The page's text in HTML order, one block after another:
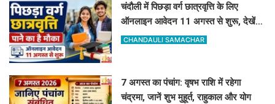
चंदौली में पिछड़ा वर्ग छात्रवृत्ति के लिए
ऑनलाइन आवेदन 11 अगस्त से शुरू, देखें
पूरा शेड्यूल
CHANDAULI SAMACHAR
7 अगस्त का पंचांग: वृषभ राशि में रहेगा
चंद्रमा, जानें शुभ मुहूर्त, राहुकाल और योग